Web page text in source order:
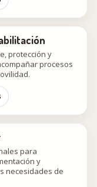
protección y
procesos
para
y
necesidades de